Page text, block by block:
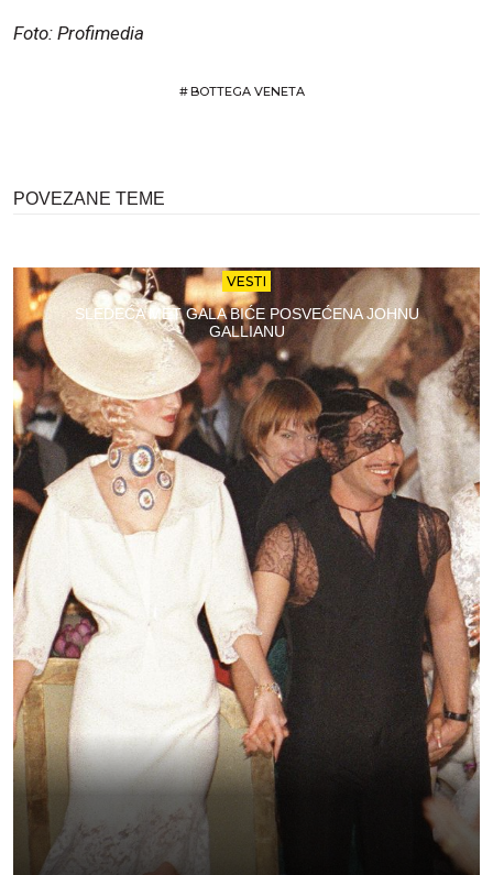
Foto: Profimedia
#BOTTEGA VENETA
POVEZANE TEME
VESTI
SLEDEĆA MET GALA BIĆE POSVEĆENA JOHNU
GALLIANU